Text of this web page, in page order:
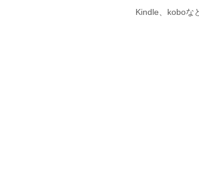
Kindle、koboな